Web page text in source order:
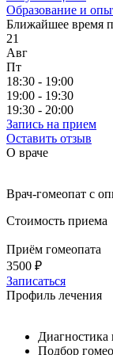
Образование и
Ближайшее время
21
Авг
Пт
18:30 - 19:00
19:00 - 19:30
19:30 - 20:00
Запись на прием
Оставить отзыв
О враче
Врач-гомеопат с
Стоимость приема
Приём гомеопата
3500 ₽
Записаться
Профиль лечения
Диагностика
Подбор